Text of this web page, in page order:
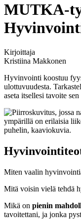
MUTKA-
Kirjoittaja
Kristiina Makkonen
Hyvinvointi koostuu
ulottuvuudesta.
aseta itsellesi tavoite
Miten vaalin
Mitä voisin vielä tehdä
Mikä on pienin
tavoitettani, ja jonka